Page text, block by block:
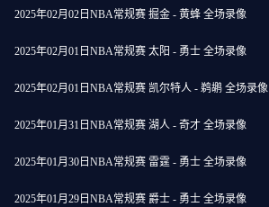
2025年02月02日NBA常规赛 掘金 - 黄蜂 全场录像
2025年02月01日NBA常规赛 太阳 - 勇士 全场录像
2025年02月01日NBA常规赛 凯尔特人 - 鹈鹕 全场录像
2025年01月31日NBA常规赛 湖人 - 奇才 全场录像
2025年01月30日NBA常规赛 雷霆 - 勇士 全场录像
2025年01月29日NBA常规赛 爵士 - 勇士 全场录像